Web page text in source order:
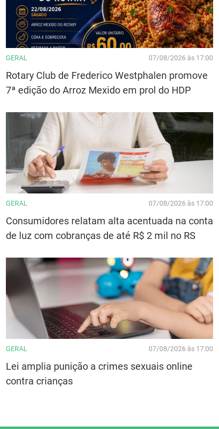
GERAL 07/08/2026 às 17:00
Rotary Club de Frederico Westphalen promove
7ª edição do Arroz Mexido em prol do HDP
GERAL 07/08/2026 às 17:00
Consumidores relatam alta acentuada na conta
de luz com cobranças de até R$ 2 mil no RS
GERAL 07/08/2026 às 17:00
Lei amplia punição a crimes sexuais online
contra crianças